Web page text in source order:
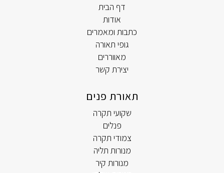
דף הבית
אודות
כתבות ומאמרים
גופי תאורה
מאווררים
יצירת קשר
תאורת פנים
שקועי תקרה
פנלים
צמודי תקרה
מנורות תליה
מנורות קיר